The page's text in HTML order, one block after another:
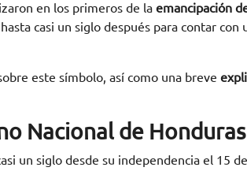
en los primeros de la emancipación
casi un siglo después para contar
este símbolo, así como una breve
Nacional de Honduras
un siglo desde su independencia el 15